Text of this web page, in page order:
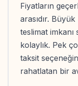
Fiyatların
arasıdır.
teslimat imkanı
kolaylık. Pek
taksit
rahatlatan bir